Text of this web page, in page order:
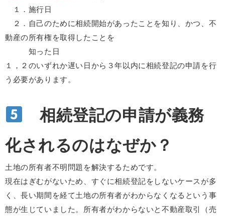
１．施行日
２．自己のために相続開始があったことを知り、かつ、不
動産の所有権を取得したことを
知った日
１，２のいずれか遅い日から３年以内に相続登記の申請を行
う必要があります。
相続登記の申請が義務
化されるのはなぜか？
土地の所有者不明問題を解決するためです。
現在はぎむがないため、すぐに相続登記をしないケースが多
く、長い期間を経て土地の所有者がわからなくなるという事
態が生じていました。所有者がわからないと不動産取引（売